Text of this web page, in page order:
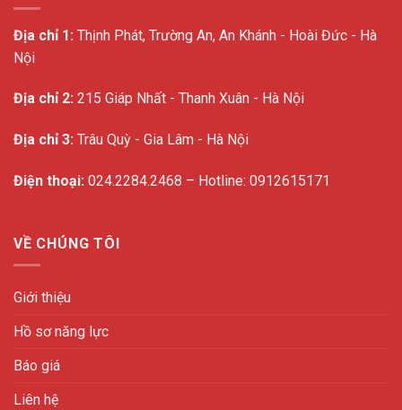
Địa chỉ 1: Thịnh Phát, Trường An, An Khánh - Hoài Đức - Hà
Nội
Địa chỉ 2: 215 Giáp Nhất - Thanh Xuân - Hà Nội
Địa chỉ 3: Trâu Quỳ - Gia Lâm - Hà Nội
Điện thoại: 024.2284.2468 – Hotline: 0912615171
VỀ CHÚNG TÔI
Giới thiệu
Hồ sơ năng lực
Báo giá
Liên hệ